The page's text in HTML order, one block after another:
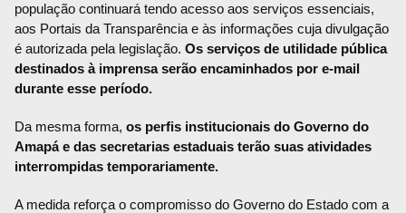
população continuará tendo acesso aos serviços essenciais,
aos Portais da Transparência e às informações cuja divulgação
é autorizada pela legislação. Os serviços de utilidade pública
destinados à imprensa serão encaminhados por e-mail
durante esse período.
Da mesma forma, os perfis institucionais do Governo do
Amapá e das secretarias estaduais terão suas atividades
interrompidas temporariamente.
A medida reforça o compromisso do Governo do Estado com a